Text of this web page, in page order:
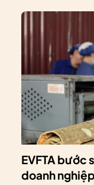
EVFTA bước
doanh